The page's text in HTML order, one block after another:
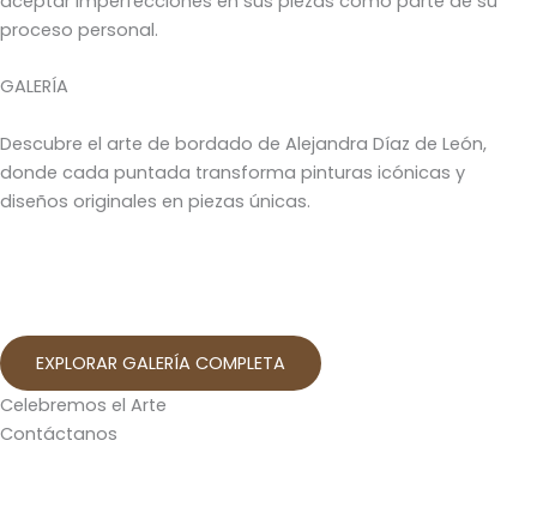
proceso personal.
GALERÍA
Descubre el arte de bordado de Alejandra Díaz de León,
donde cada puntada transforma pinturas icónicas y
diseños originales en piezas únicas.
EXPLORAR GALERÍA COMPLETA
Celebremos el Arte
Contáctanos